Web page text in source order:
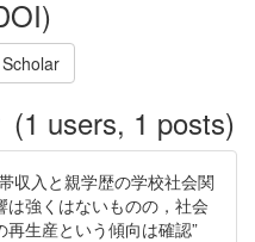
(1 users, 1 posts)
収入と親学歴の学校社会関
強くはないものの，社会
生産という傾向は確認”